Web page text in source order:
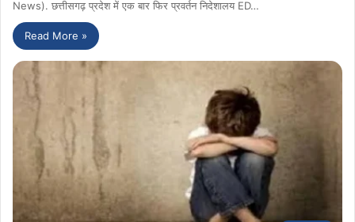
News). छत्तीसगढ़ प्रदेश में एक बार फिर प्रवर्तन निदेशालय ED…
Read More »